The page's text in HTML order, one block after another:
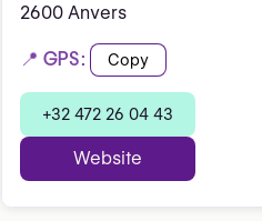
2600 Anvers
📍 GPS: Copy
+32 472 26 04 43
Website